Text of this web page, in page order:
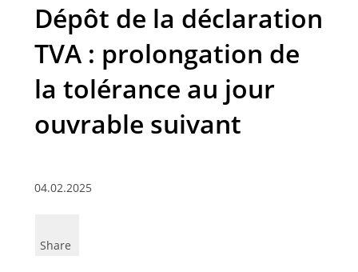
Dépôt de la déclaration
TVA : prolongation de
la tolérance au jour
ouvrable suivant
04.02.2025
Share